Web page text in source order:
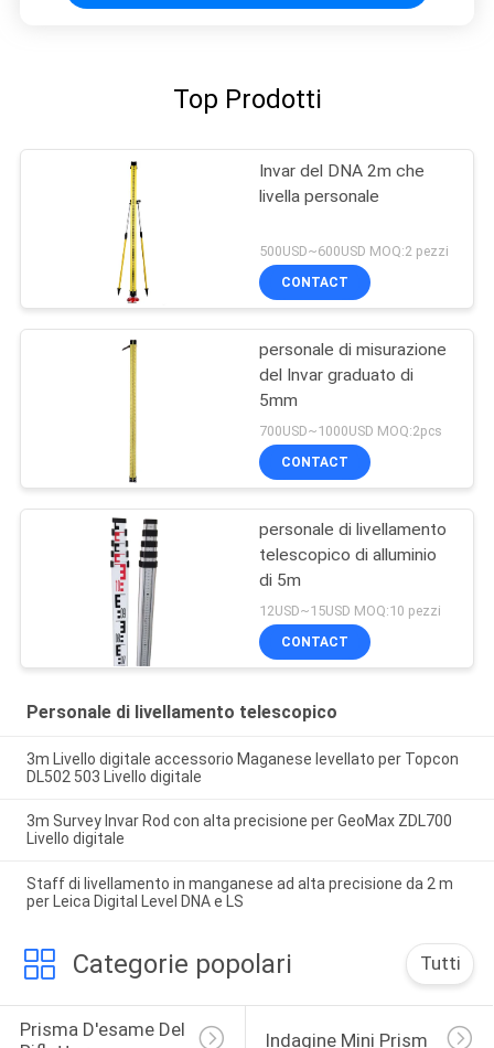
Top Prodotti
Invar del DNA 2m che
livella personale
500USD~600USD MOQ:2 pezzi
CONTACT
personale di misurazione
del Invar graduato di
5mm
700USD~1000USD MOQ:2pcs
CONTACT
personale di livellamento
telescopico di alluminio
di 5m
12USD~15USD MOQ:10 pezzi
CONTACT
Personale di livellamento telescopico
3m Livello digitale accessorio Maganese levellato per Topcon
DL502 503 Livello digitale
3m Survey Invar Rod con alta precisione per GeoMax ZDL700
Livello digitale
Staff di livellamento in manganese ad alta precisione da 2 m
per Leica Digital Level DNA e LS
Categorie popolari Tutti
Prisma D'esame Del
Indagine Mini Prism